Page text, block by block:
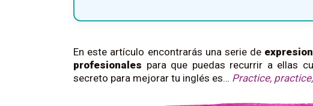
En este artículo encontrarás una serie de
profesionales para que puedas recurrir a ellas
secreto para mejorar tu inglés es… Practice,